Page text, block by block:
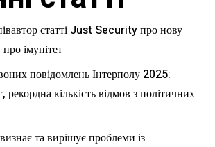
статті Just Security про нову
імунітет
повідомлень Інтерполу 2025:
рекордна кількість відмов з політичних
та вирішує проблеми із